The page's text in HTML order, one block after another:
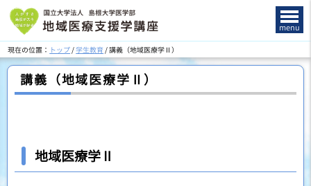
このページの本文へ
menu
現在の位置： トップ/学生教育 /講義（地域医療学Ⅱ）
講義（地域医療学Ⅱ）
地域医療学Ⅱ